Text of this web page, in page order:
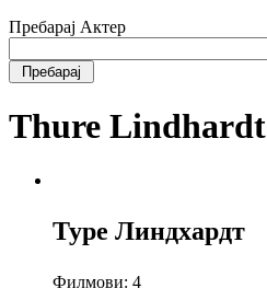
Пребарај Актер
Thure Lindhardt
Туре Линдхардт
Филмови: 4